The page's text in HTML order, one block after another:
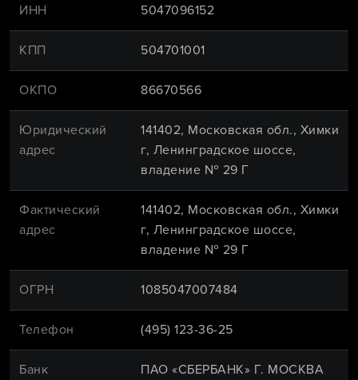
ИНН 5047096152
КПП 504701001
ОКПО 86670566
Юридический
адрес
141402, Московская обл., Химки
г, Ленинградское шоссе,
владение № 29 Г
Фактический
адрес
141402, Московская обл., Химки
г, Ленинградское шоссе,
владение № 29 Г
ОГРН 1085047007484
Телефон (495) 123-36-25
Банк ПАО «СБЕРБАНК» Г. МОСКВА